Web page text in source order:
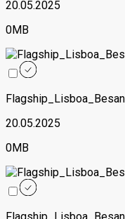
20.05.2025
0MB
20.05.2025
0MB